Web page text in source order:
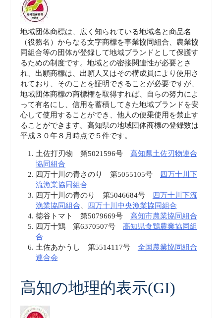
地域団体商標は、広く知られている地域名と商品名
（役務名）からなる文字商標を事業協同組合、農業協
同組合等の団体が登録して地域ブランドとして保護す
るための制度です。地域との密接関連性が必要とさ
れ、出願商標は、出願人又はその構成員により使用さ
れており、そのことを証明できることが必要ですが、
地域団体商標の商標権を取得すれば、自らの努力によ
って有名にし、信用を蓄積してきた地域ブランドを安
心して使用することができ、他人の便乗使用を禁止す
ることができます。高知県の地域団体商標の登録数は
平成３０年８月時点で５件です。
土佐打刃物 第5021596号 高知県土佐刃物連合
協同組合
四万十川の青さのり 第5055105号 四万十川下
流漁業協同組合
四万十川の青のり 第5046684号 四万十川下流
漁業協同組合
四万十川中央漁業協同組合
徳谷トマト 第5079669号 高知市農業協同組合
四万十鶏 第6370507号 高知県食鶏農業協同組
合
土佐あかうし 第5514117号 全国農業協同組合
連合会
高知の地理的表示(GI)